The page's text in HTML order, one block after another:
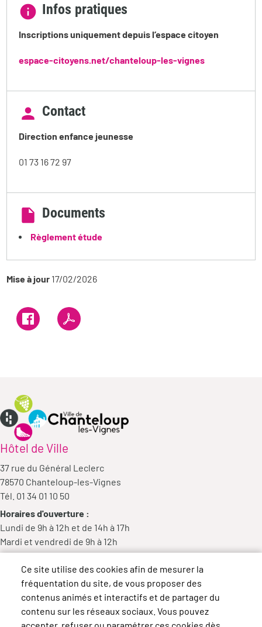
Infos pratiques
Inscriptions uniquement depuis l’espace citoyen
espace-citoyens.net/chanteloup-les-vignes
Contact
Direction enfance jeunesse
01 73 16 72 97
Documents
Règlement étude
Mise à jour 17/02/2026
Hôtel de Ville
37 rue du Général Leclerc
78570 Chanteloup-les-Vignes
Tél. 01 34 01 10 50
Horaires d'ouverture :
Lundi de 9h à 12h et de 14h à 17h
Mardi et vendredi de 9h à 12h
Mercredi de 9h à 12h et de 14h à 18h
Jeudi de 14h à 17h
Ce site utilise des cookies afin de mesurer la
fréquentation du site, de vous proposer des
contenus animés et interactifs et de partager du
contenu sur les réseaux sociaux. Vous pouvez